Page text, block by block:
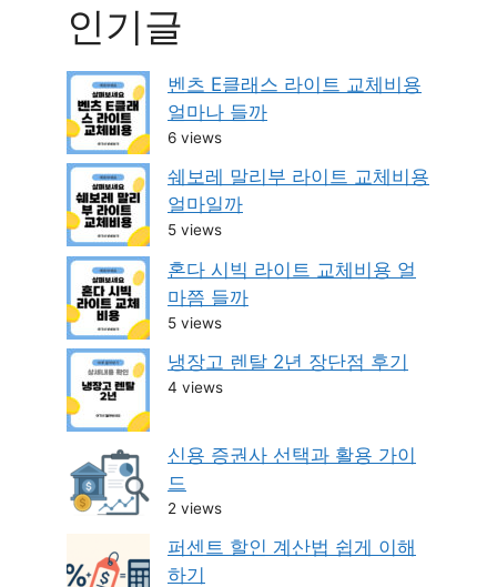
인기글
벤츠 E클래스 라이트 교체비용
얼마나 들까
6 views
쉐보레 말리부 라이트 교체비용
얼마일까
5 views
혼다 시빅 라이트 교체비용 얼
마쯤 들까
5 views
냉장고 렌탈 2년 장단점 후기
4 views
신용 증권사 선택과 활용 가이
드
2 views
퍼센트 할인 계산법 쉽게 이해
하기